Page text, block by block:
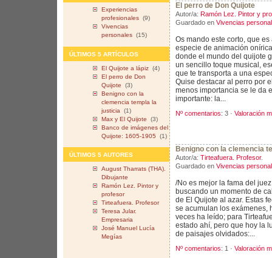
Experiencias
profesionales (9)
Vivencias
personales (15)
ÚLTIMOS 5 ARTÍCULOS
El Quijote a lápiz (4)
El perro de Don
Quijote
(3)
Benigno con la
clemencia templa la
justicia
(1)
Max y El Quijote
(3)
Banco de imágenes del
Quijote: 1605-1905
(1)
ÚLTIMOS 5 AUTORES
August Tharrats (THA).
Dibujante
Ramón Lez. Pintor y
profesor
Tirteafuera. Profesor
Teresa Jular.
Empresaria
José Manuel Lucía
Megías
El perro de Don Quijote
Autor/a: Ramón Lez. Pintor y
Guardado en Vivencias
Os mando este corto, que
especie de animación
donde el mundo del quijote
un sencillo toque musical,
que te transporta a una
Quise destacar al perro por
menos importancia se le da
importante: la...
Nº comentarios: 3 · Valoración
Benigno con la clemencia
Autor/a: Tirteafuera. Profesor.
Guardado en Vivencias
/No es mejor la fama del
buscando un momento de
de El Quijote al azar. Estas
se acumulan los exámenes,
veces ha leído; para
estado ahí, pero que hoy la
de paisajes olvidados:...
Nº comentarios: 1 · Valoración